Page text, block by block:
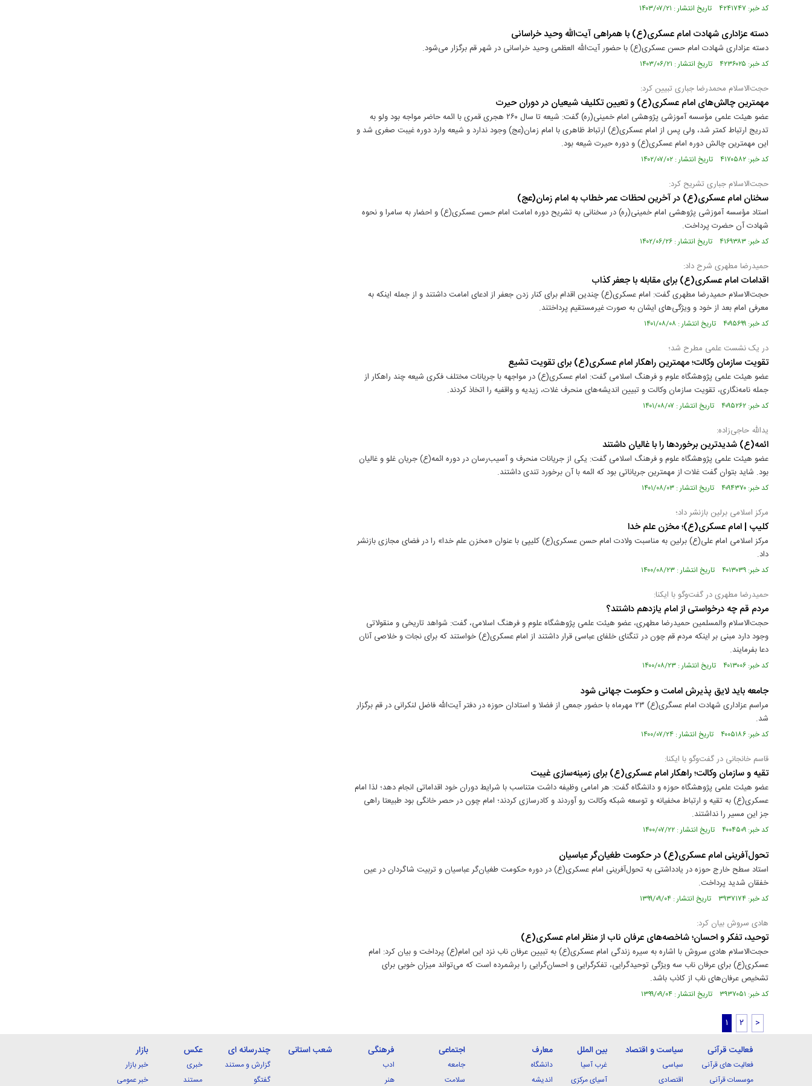
کد خبر: ۴۲۴۱۷۴۷ تاریخ انتشار : ۱۴۰۳/۰۷/۲۱
دسته عزاداری شهادت امام عسکری(ع) با همراهی آیت‌الله وحید خراسانی
دسته عزاداری شهادت امام حسن عسکری(ع) با حضور آیت‌الله العظمی وحید خراسانی در شهر قم برگزار می‌شود.
کد خبر: ۴۲۳۶۰۲۵ تاریخ انتشار : ۱۴۰۳/۰۶/۲۱
حجت‌الاسلام محمدرضا جباری تبیین کرد:
مهمترین چالش‌های امام عسکری(ع) و تعیین تکلیف شیعیان در دوران حیرت
عضو هیئت علمی مؤسسه آموزشی پژوهشی امام خمینی(ره) گفت: شیعه تا سال ۲۶۰ هجری قمری با ائمه حاضر مواجه بود ولو به
تدریج ارتباط کمتر شد، ولی پس از امام عسکری(ع) ارتباط ظاهری با امام زمان(عج) وجود ندارد و شیعه وارد دوره غیبت صغری شد و
این مهمترین چالش دوره امام عسکری(ع) و دوره حیرت شیعه بود.
کد خبر: ۴۱۷۰۵۸۲ تاریخ انتشار : ۱۴۰۲/۰۷/۰۲
حجت‌الاسلام جباری تشریح کرد:
سخنان امام عسکری(ع) در آخرین لحظات عمر خطاب به امام زمان(عج)
استاد مؤسسه آموزشی پژوهشی امام خمینی(ره) در سخنانی به تشریح دوره امامت امام حسن عسکری(ع) و احضار به سامرا و نحوه
شهادت آن حضرت پرداخت.
کد خبر: ۴۱۶۹۳۸۳ تاریخ انتشار : ۱۴۰۲/۰۶/۲۶
حمیدرضا مطهری شرح داد:
اقدامات امام عسکری(ع) برای مقابله با جعفر کذاب
حجت‌الاسلام حمیدرضا مطهری گفت: امام عسکری(ع) چندین اقدام برای کنار زدن جعفر از ادعای امامت داشتند و از جمله اینکه به
معرفی امام بعد از خود و ویژگی‌های ایشان به صورت غیرمستقیم پرداختند.
کد خبر: ۴۰۹۵۶۹۹ تاریخ انتشار : ۱۴۰۱/۰۸/۰۸
در یک نشست علمی مطرح شد؛
تقویت سازمان وکالت؛ مهمترین راهکار امام عسکری(ع) برای تقویت تشیع
عضو هیئت علمی پژوهشگاه علوم و فرهنگ اسلامی گفت: امام عسکری(ع) در مواجهه با جریانات مختلف فکری شیعه چند راهکار از
جمله نامه‌نگاری، تقویت سازمان وکالت و تبیین اندیشه‌های منحرف غلات، زیدیه و واقفیه را اتخاذ کردند.
کد خبر: ۴۰۹۵۲۶۲ تاریخ انتشار : ۱۴۰۱/۰۸/۰۷
یدالله حاجی‌زاده:
ائمه(ع) شدیدترین برخوردها را با غالیان داشتند
عضو هیئت علمی پژوهشگاه علوم و فرهنگ اسلامی گفت: یکی از جریانات منحرف و آسیب‌رسان در دوره ائمه(ع) جریان غلو و غالیان
بود. شاید بتوان گفت غلات از مهمترین جریاناتی بود که ائمه با آن برخورد تندی داشتند.
کد خبر: ۴۰۹۴۳۷۰ تاریخ انتشار : ۱۴۰۱/۰۸/۰۳
مرکز اسلامی برلین بازنشر داد؛
کلیپ | امام عسکری(ع)؛ مخزن علم خدا
مرکز اسلامی امام علی(ع) برلین به مناسبت ولادت امام حسن عسکری(ع) کلیپی با عنوان «مخزن علم خدا» را در فضای مجازی بازنشر
داد.
کد خبر: ۴۰۱۳۰۳۹ تاریخ انتشار : ۱۴۰۰/۰۸/۲۳
حمیدرضا مطهری در گفت‌‌وگو با ایکنا:
مردم قم چه درخواستی از امام یازدهم داشتند؟
حجت‌الاسلام والمسلمین حمیدرضا مطهری، عضو هیئت علمی پژوهشگاه علوم و فرهنگ اسلامی، گفت: شواهد تاریخی و منقولاتی
وجود دارد مبنی بر اینکه مردم قم چون در تنگنای خلفای عباسی قرار داشتند از امام عسکری(ع) خواستند که برای نجات و خلاصی آنان
دعا بفرمایند.
کد خبر: ۴۰۱۳۰۰۶ تاریخ انتشار : ۱۴۰۰/۰۸/۲۳
جامعه باید لایق پذیرش امامت و حکومت جهانی شود
مراسم عزاداری شهادت امام عسگری(ع) ۲۳ مهرماه با حضور جمعی از فضلا و استادان حوزه در دفتر آیت‌الله فاضل لنکرانی در قم برگزار
شد.
کد خبر: ۴۰۰۵۱۸۶ تاریخ انتشار : ۱۴۰۰/۰۷/۲۴
قاسم خانجانی در گفت‌وگو با ایکنا:
تقیه و سازمان وکالت؛ راهکار امام عسکری(ع) برای زمینه‌سازی غیبت
عضو هیئت علمی پژوهشگاه حوزه و دانشگاه گفت: هر امامی وظیفه داشت متناسب با شرایط دوران خود اقداماتی انجام دهد؛ لذا امام
عسکری(ع) به تقیه و ارتباط مخفیانه و توسعه شبکه وکالت رو آوردند و کادرسازی کردند؛ امام چون در حصر خانگی بود طبیعتا راهی
جز این مسیر را نداشتند.
کد خبر: ۴۰۰۴۵۰۹ تاریخ انتشار : ۱۴۰۰/۰۷/۲۲
تحول‌آفرینی امام عسکری(ع) در حکومت طغیان‌گر عباسیان
استاد سطح خارج حوزه در یادداشتی به تحول‌آفرینی امام عسکری(ع) در دوره حکومت طغیان‌گر عباسیان و تربیت شاگردان در عین
خفقان شدید پرداخت.
کد خبر: ۳۹۳۷۱۷۴ تاریخ انتشار : ۱۳۹۹/۰۹/۰۴
هادی سروش بیان کرد:
توحید، تفکر و احسان؛ شاخصه‌های عرفان ناب از منظر امام عسکری(ع)
حجت‌الاسلام هادی سروش با اشاره به سیره زندگی امام عسکری(ع) به تبیین عرفان ناب نزد این امام(ع) پرداخت و بیان کرد: امام
عسکری(ع) برای عرفان ناب سه ویژگی توحیدگرایی، تفکرگرایی و احسان‌گرایی را برشمرده است که می‌تواند میزان خوبی برای
تشخیص عرفان‌های ناب از کاذب باشد.
کد خبر: ۳۹۳۷۰۵۱ تاریخ انتشار : ۱۳۹۹/۰۹/۰۴
۱ ۲ >
فعالیت قرآنی
فعالیت های قرآنی
موسسات قرآنی
سیاست و اقتصاد
سیاسی
اقتصادی
بین الملل
غرب آسیا
آسیای مرکزی
معارف
دانشگاه
اندیشه
اجتماعی
جامعه
سلامت
فرهنگی
ادب
هنر
شعب استانی چندرسانه ای
گزارش و مستند
گفتگو
عکس
خبری
مستند
بازار
خبر بازار
خبر عمومی